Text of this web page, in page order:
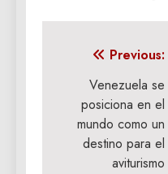
Navegación
entradas
Previous:
Venezuela se
posiciona en el
mundo como un
destino para el
aviturismo